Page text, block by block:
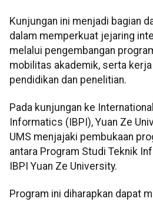
Kunjungan ini menjadi bagian
dalam memperkuat jejaring
melalui pengembangan
mobilitas akademik, serta
pendidikan dan penelitian.
Pada kunjungan ke
Informatics (IBPI), Yuan Ze
UMS menjajaki pembukaan
antara Program Studi Teknik
IBPI Yuan Ze University.
Program ini diharapkan dapat